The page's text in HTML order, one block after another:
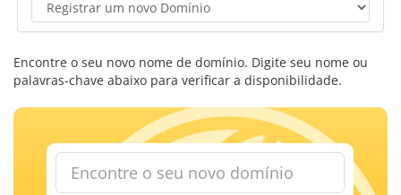
Encontre o seu novo nome de domínio. Digite seu nome ou
palavras-chave abaixo para verificar a disponibilidade.